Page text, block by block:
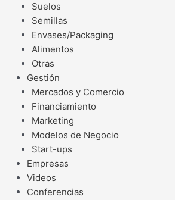
Suelos
Semillas
Envases/Packaging
Alimentos
Otras
Gestión
Mercados y Comercio
Financiamiento
Marketing
Modelos de Negocio
Start-ups
Empresas
Videos
Conferencias